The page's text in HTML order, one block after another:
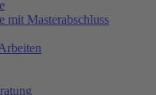
mit Masterabschluss